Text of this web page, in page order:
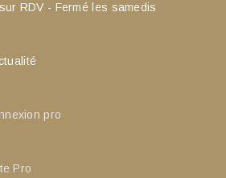
RDV - Fermé les samedis
pro
Pro